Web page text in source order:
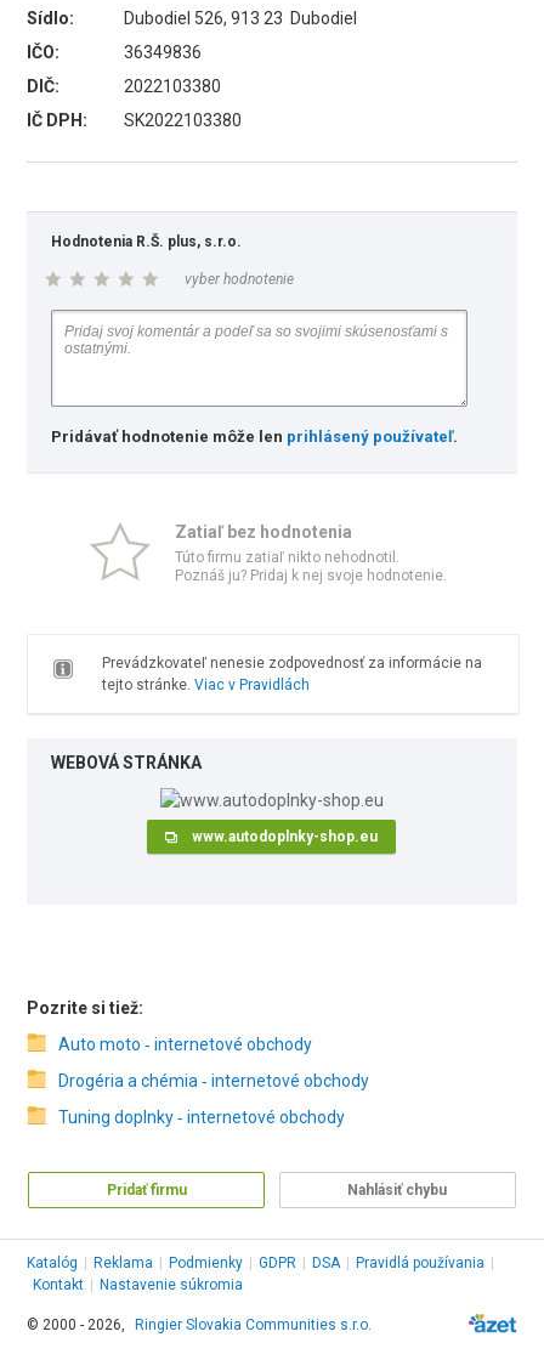
Sídlo:
Dubodiel 526, 913 23 Dubodiel
IČO:
36349836
DIČ:
2022103380
IČ DPH:
SK2022103380
Hodnotenia R.Š. plus, s.r.o.
vyber hodnotenie
Pridávať hodnotenie môže len prihlásený používateľ.
Zatiaľ bez hodnotenia
Túto firmu zatiaľ nikto nehodnotil.
Poznáš ju? Pridaj k nej svoje hodnotenie.
Prevádzkovateľ nenesie zodpovednosť za informácie na
tejto stránke. Viac v Pravidlách
WEBOVÁ STRÁNKA
www.autodoplnky-shop.eu
Pozrite si tiež:
Auto moto ‑ internetové obchody
Drogéria a chémia ‑ internetové obchody
Tuning doplnky ‑ internetové obchody
Pridať firmu Nahlásiť chybu
Katalóg Reklama Podmienky GDPR DSA Pravidlá používania
Kontakt
Nastavenie súkromia
© 2000 - 2026, Ringier Slovakia Communities s.r.o.